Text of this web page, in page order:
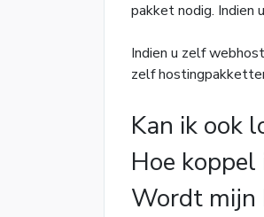
pakket nodig. Indien
Indien u zelf
zelf
Kan ik ook
Hoe
Wordt mijn